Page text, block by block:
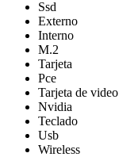
Ssd
Externo
Interno
M.2
Tarjeta
Pce
Tarjeta de video
Nvidia
Teclado
Usb
Wireless